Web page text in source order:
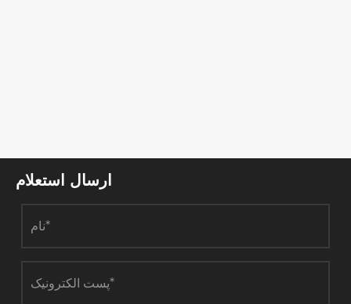
ارسال استعلام